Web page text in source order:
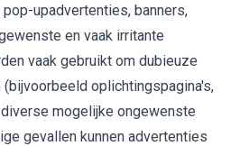
upadvertenties, banners,
en vaak irritante
vaak gebruikt om dubieuze
oplichtingspagina's,
mogelijke ongewenste
gevallen kunnen advertenties